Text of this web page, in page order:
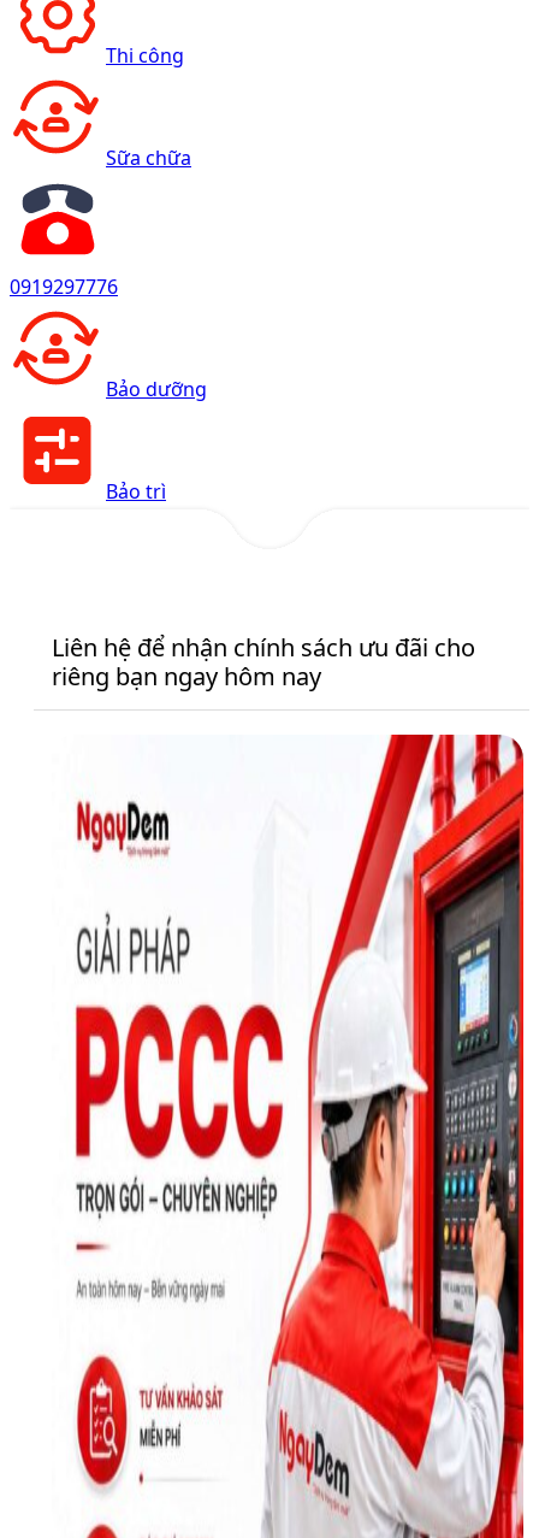
Thi công
Sữa chữa
0919297776
Bảo dưỡng
Bảo trì
Liên hệ để nhận chính sách ưu đãi cho
riêng bạn ngay hôm nay